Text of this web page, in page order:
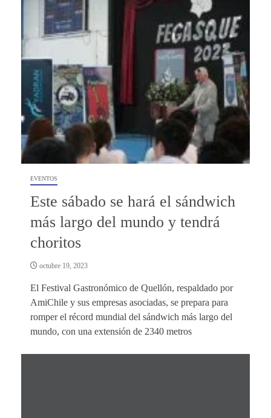
EVENTOS
Este sábado se hará el sándwich
más largo del mundo y tendrá
choritos
octubre 19, 2023
El Festival Gastronómico de Quellón, respaldado por
AmiChile y sus empresas asociadas, se prepara para
romper el récord mundial del sándwich más largo del
mundo, con una extensión de 2340 metros